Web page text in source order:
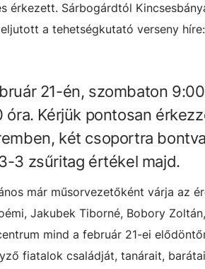
érkezett. Sárbogárdtól
a tehetségkutató verseny
21-én, szombaton
óra. Kérjük pontosan
két csoportra
3 zsűritag értékel majd.
már műsorvezetőként várja az
Jakubek Tiborné, Bobory
mind a február 21-ei
fiatalok családját, tanárait,